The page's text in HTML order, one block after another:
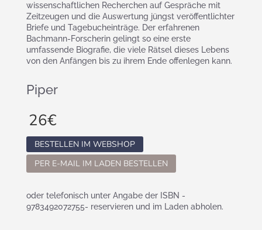
wissenschaftlichen Recherchen auf Gespräche mit
Zeitzeugen und die Auswertung jüngst veröffentlichter
Briefe und Tagebucheinträge. Der erfahrenen
Bachmann-Forscherin gelingt so eine erste
umfassende Biografie, die viele Rätsel dieses Lebens
von den Anfängen bis zu ihrem Ende offenlegen kann.
Piper
26€
BESTELLEN IM WEBSHOP
PER E-MAIL IM LADEN BESTELLEN
oder telefonisch unter Angabe der ISBN -
9783492072755- reservieren und im Laden abholen.